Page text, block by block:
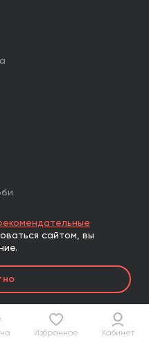
сайтом, вы
Избранное Кабинет